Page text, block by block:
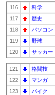
116 科学
117
歴史
118
パソコン
119
野球
120
サッカー
121 格闘技
122
マンガ
123
バイク